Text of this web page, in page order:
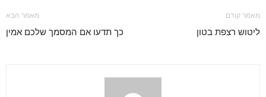
מאמר קודם
ליטוש רצפת בטון
מאמר הבא
כך תדעו אם המסמך שלכם אמין